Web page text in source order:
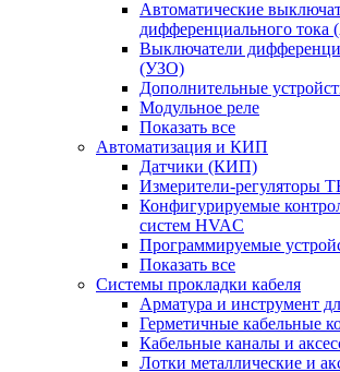
Автоматические
дифференциального
Выключатели
(УЗО)
Дополнительные
Модульное реле
Показать все
Автоматизация и КИП
Датчики (КИП)
Измерители-регуляторы
Конфигурируемые
систем HVAC
Программируемые
Показать все
Системы прокладки кабеля
Арматура и инструмент
Герметичные кабельные
Кабельные каналы и
Лотки металлические и